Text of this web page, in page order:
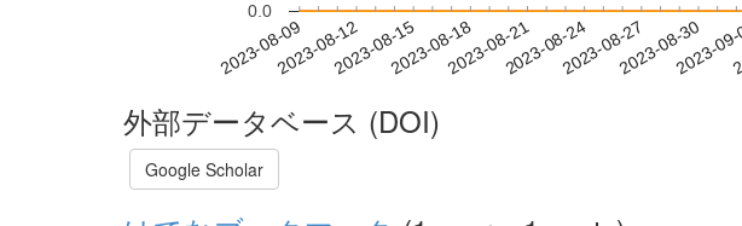
2023-08-092023-08-122023-08-152023-08-182023-08-212023-08-242023-08-272023-08-30
2023-
0.0
外部データベース (DOI)
Google Scholar